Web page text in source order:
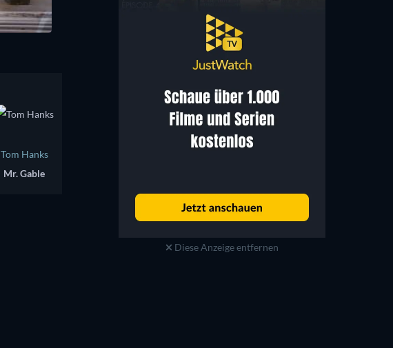
Diese Anzeige entfernen
Tom Hanks
Mr. Gable